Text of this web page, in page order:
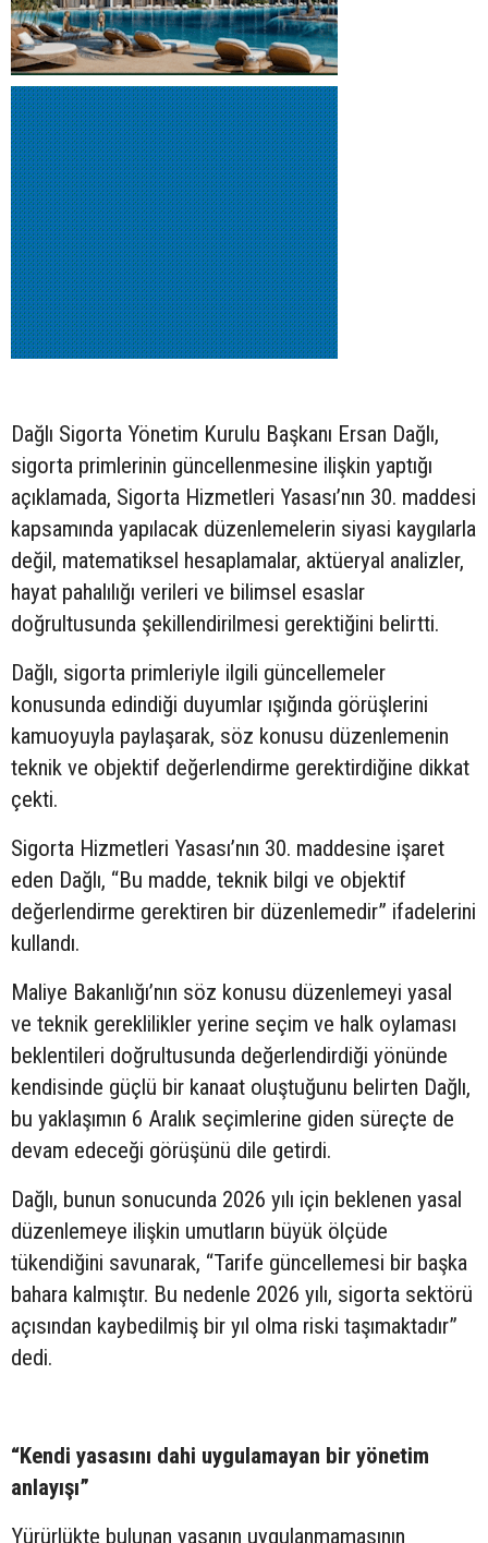
Dağlı Sigorta Yönetim Kurulu Başkanı Ersan Dağlı,
sigorta primlerinin güncellenmesine ilişkin yaptığı
açıklamada, Sigorta Hizmetleri Yasası’nın 30. maddesi
kapsamında yapılacak düzenlemelerin siyasi kaygılarla
değil, matematiksel hesaplamalar, aktüeryal analizler,
hayat pahalılığı verileri ve bilimsel esaslar
doğrultusunda şekillendirilmesi gerektiğini belirtti.
Dağlı, sigorta primleriyle ilgili güncellemeler
konusunda edindiği duyumlar ışığında görüşlerini
kamuoyuyla paylaşarak, söz konusu düzenlemenin
teknik ve objektif değerlendirme gerektirdiğine dikkat
çekti.
Sigorta Hizmetleri Yasası’nın 30. maddesine işaret
eden Dağlı, “Bu madde, teknik bilgi ve objektif
değerlendirme gerektiren bir düzenlemedir” ifadelerini
kullandı.
Maliye Bakanlığı’nın söz konusu düzenlemeyi yasal
ve teknik gereklilikler yerine seçim ve halk oylaması
beklentileri doğrultusunda değerlendirdiği yönünde
kendisinde güçlü bir kanaat oluştuğunu belirten Dağlı,
bu yaklaşımın 6 Aralık seçimlerine giden süreçte de
devam edeceği görüşünü dile getirdi.
Dağlı, bunun sonucunda 2026 yılı için beklenen yasal
düzenlemeye ilişkin umutların büyük ölçüde
tükendiğini savunarak, “Tarife güncellemesi bir başka
bahara kalmıştır. Bu nedenle 2026 yılı, sigorta sektörü
açısından kaybedilmiş bir yıl olma riski taşımaktadır”
dedi.
“Kendi yasasını dahi uygulamayan bir yönetim
anlayışı”
Yürürlükte bulunan yasanın uygulanmamasının